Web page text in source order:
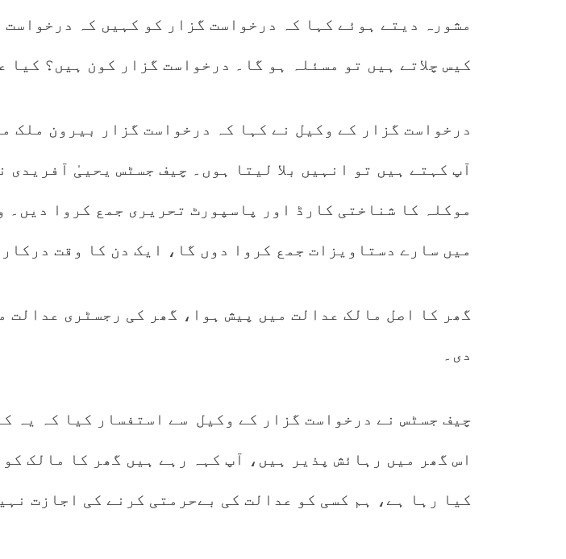
مشورہ دیتے ہوئے کہا کہ درخواست گزار کو کہیں کہ درخواست
کیس چلاتے ہیں تو مسئلہ ہو گا۔ درخواست گزار کون ہیں؟ کیا
درخواست گزار کے وکیل نے کہا کہ درخواست گزار بیرون ملک
آپ کہتے ہیں تو انہیں بلا لیتا ہوں۔ چیف جسٹس یحییٰ آفریدی
موکلہ کا شناختی کارڈ اور پاسپورٹ تحریری جمع کروا دیں۔
میں سارے دستاویزات جمع کروا دوں گا، ایک دن کا وقت درکار
گھر کا اصل مالک عدالت میں پیش ہوا، گھر کی رجسٹری عدالت
دی۔
چیف جسٹس نے درخواست گزار کے وکیل سے استفسار کیا کہ یہ
اس گھر میں رہائش پذیر ہیں، آپ کہہ رہے ہیں گھر کا مالک
کیا رہا ہے، ہم کسی کو عدالت کی بےحرمتی کرنے کی اجازت